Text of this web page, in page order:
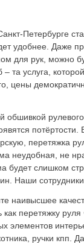
Петербурге
удобнее. Даже
для рук, можно
та услуга,
цены
обшивкой
потёртости.
перетяжка
неудобная, не
будет слишком
Наши
наивысшее
перетяжку
элементов
ручки кпп.